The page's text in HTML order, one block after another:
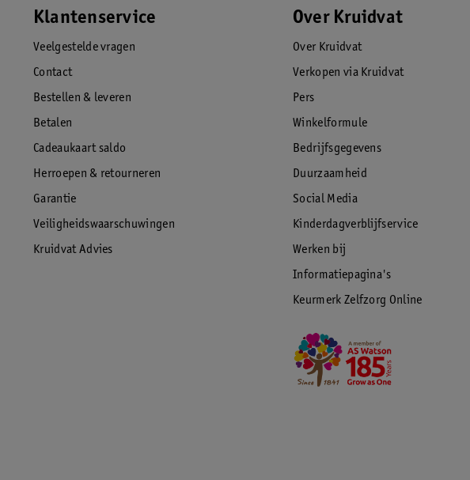
Klantenservice
Veelgestelde vragen
Contact
Bestellen & leveren
Betalen
Cadeaukaart saldo
Herroepen & retourneren
Garantie
Veiligheidswaarschuwingen
Kruidvat Advies
Over Kruidvat
Over Kruidvat
Verkopen via Kruidvat
Pers
Winkelformule
Bedrijfsgegevens
Duurzaamheid
Social Media
Kinderdagverblijfservice
Werken bij
Informatiepagina's
Keurmerk Zelfzorg Online